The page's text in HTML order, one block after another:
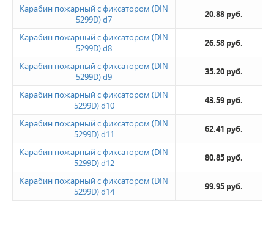
Карабин пожарный с фиксатором (DIN
5299D) d7
20.88 руб.
Карабин пожарный с фиксатором (DIN
5299D) d8
26.58 руб.
Карабин пожарный с фиксатором (DIN
5299D) d9
35.20 руб.
Карабин пожарный с фиксатором (DIN
5299D) d10
43.59 руб.
Карабин пожарный с фиксатором (DIN
5299D) d11
62.41 руб.
Карабин пожарный с фиксатором (DIN
5299D) d12
80.85 руб.
Карабин пожарный с фиксатором (DIN
5299D) d14
99.95 руб.